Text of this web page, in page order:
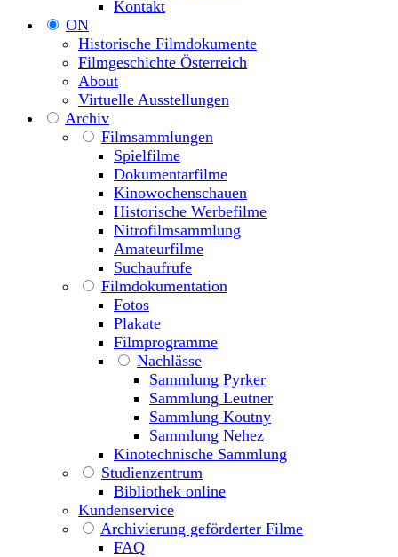
Kontakt
ON
Historische Filmdokumente
Filmgeschichte Österreich
About
Virtuelle Ausstellungen
Archiv
Filmsammlungen
Spielfilme
Dokumentarfilme
Kinowochenschauen
Historische Werbefilme
Nitrofilmsammlung
Amateurfilme
Suchaufrufe
Filmdokumentation
Fotos
Plakate
Filmprogramme
Nachlässe
Sammlung Pyrker
Sammlung Leutner
Sammlung Koutny
Sammlung Nehez
Kinotechnische Sammlung
Studienzentrum
Bibliothek online
Kundenservice
Archivierung geförderter Filme
FAQ